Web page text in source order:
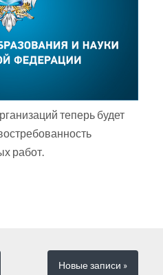
теперь будет
работ.
Новыезаписи »